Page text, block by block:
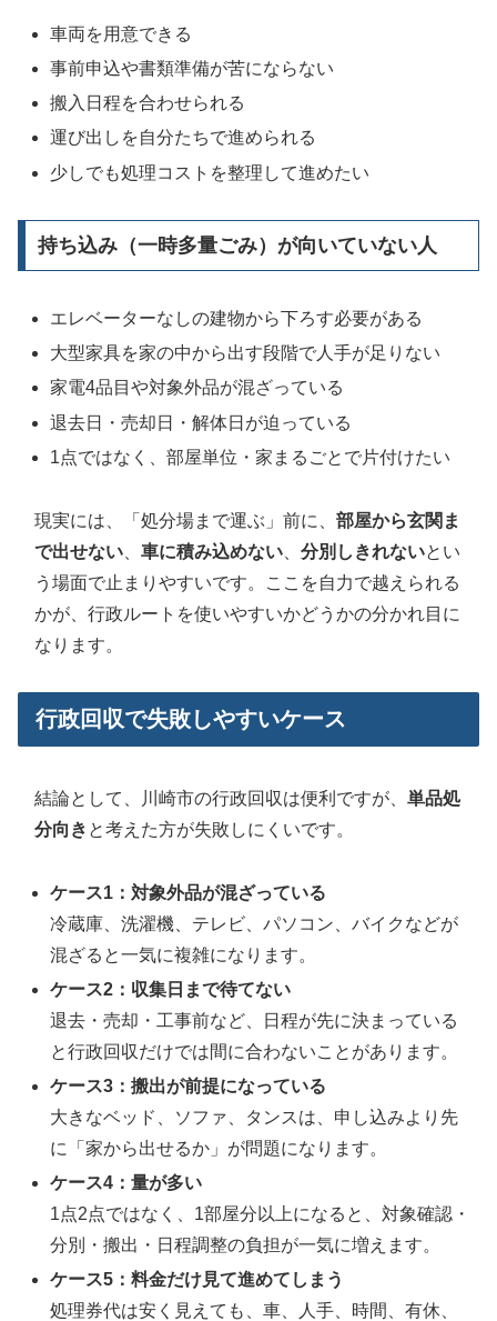
車両を用意できる
事前申込や書類準備が苦にならない
搬入日程を合わせられる
運び出しを自分たちで進められる
少しでも処理コストを整理して進めたい
持ち込み（一時多量ごみ）が向いていない人
エレベーターなしの建物から下ろす必要がある
大型家具を家の中から出す段階で人手が足りない
家電4品目や対象外品が混ざっている
退去日・売却日・解体日が迫っている
1点ではなく、部屋単位・家まるごとで片付けたい
現実には、「処分場まで運ぶ」前に、 部屋から玄関ま
で出せない
車に積み込めない 分別しきれないとい
う場面で止まりやすいです。ここを自力で越えられる
かが、行政ルートを使いやすいかどうかの分かれ目に
なります。
行政回収で失敗しやすいケース
結論として、川崎市の行政回収は便利ですが、 単品処
分向き と考えた方が失敗しにくいです。
ケース1：対象外品が混ざっている
冷蔵庫、洗濯機、テレビ、パソコン、バイクなどが
混ざると一気に複雑になります。
ケース2：収集日まで待てない
退去・売却・工事前など、日程が先に決まっている
と行政回収だけでは間に合わないことがあります。
ケース3：搬出が前提になっている
大きなベッド、ソファ、タンスは、申し込みより先
に「家から出せるか」が問題になります。
ケース4：量が多い
1点2点ではなく、1部屋分以上になると、対象確認・
分別・搬出・日程調整の負担が一気に増えます。
ケース5：料金だけ見て進めてしまう
処理券代は安く見えても、車、人手、時間、有休、